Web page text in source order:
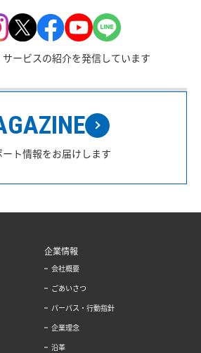
ービスの紹介を発信しています
ト情報をお届けします
企業情報
会社概要
ごあいさつ
パーパス・行動指針
企業理念
沿革